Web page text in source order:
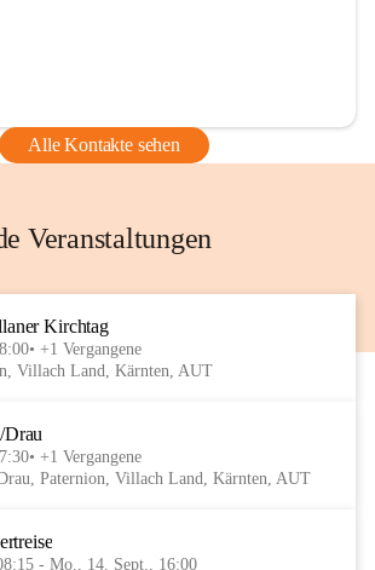
Alle Kontakte sehen
Veranstaltungen
Kirchtag
+1 Vergangene
Villach Land, Kärnten, AUT
Drau
+1 Vergangene
Paternion, Villach Land, Kärnten, AUT
- Mo., 14. Sept., 16:00